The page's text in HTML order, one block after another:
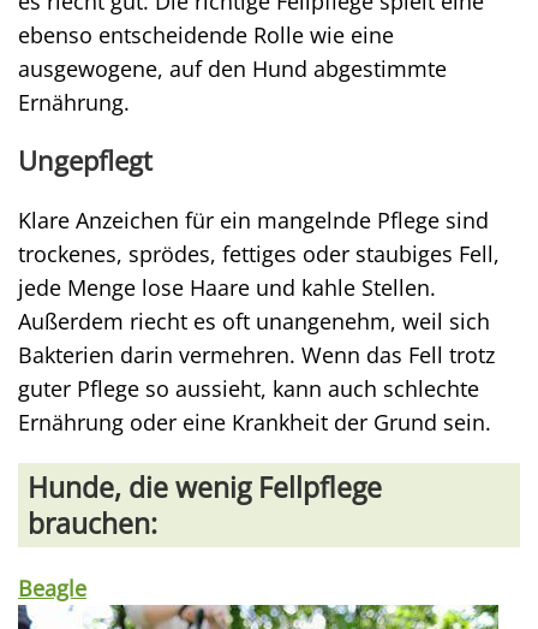
ebenso entscheidende Rolle wie eine
ausgewogene, auf den Hund abgestimmte
Ernährung.
Ungepflegt
Klare Anzeichen für ein mangelnde Pflege sind
trockenes, sprödes, fettiges oder staubiges Fell,
jede Menge lose Haare und kahle Stellen.
Außerdem riecht es oft unangenehm, weil sich
Bakterien darin vermehren. Wenn das Fell trotz
guter Pflege so aussieht, kann auch schlechte
Ernährung oder eine Krankheit der Grund sein.
Hunde, die wenig Fellpflege
brauchen:
Beagle